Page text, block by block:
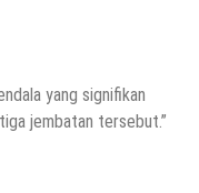
yang signifikan
jembatan tersebut.”